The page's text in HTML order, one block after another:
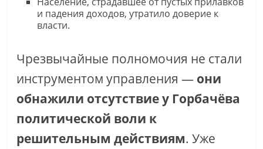
и падения доходов, утратило доверие к
власти.
Чрезвычайные полномочия не стали
инструментом управления — они
обнажили отсутствие у Горбачёва
политической воли к
решительным действиям. Уже